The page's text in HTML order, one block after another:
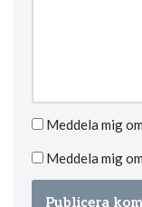
Meddela mig
Meddela mig